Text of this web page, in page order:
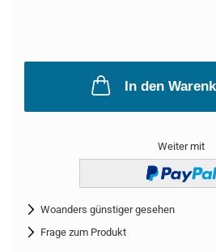
In den
Weiter mit
Woanders günstiger gesehen
Frage zum Produkt